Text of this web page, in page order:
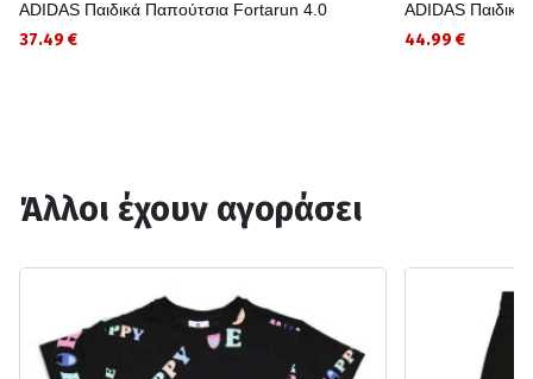
ADIDAS Παιδικά Παπούτσια Fortarun 4.0
37.49 €
ADIDAS
44.99 €
Άλλοι έχουν αγοράσει